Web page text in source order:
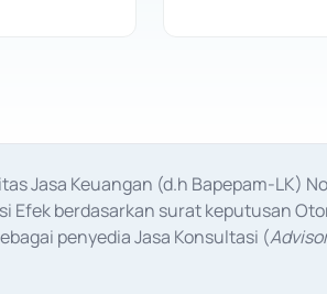
Jasa Keuangan (d.h Bapepam-LK)
Efek berdasarkan surat keputusan
penyedia Jasa Konsultasi (